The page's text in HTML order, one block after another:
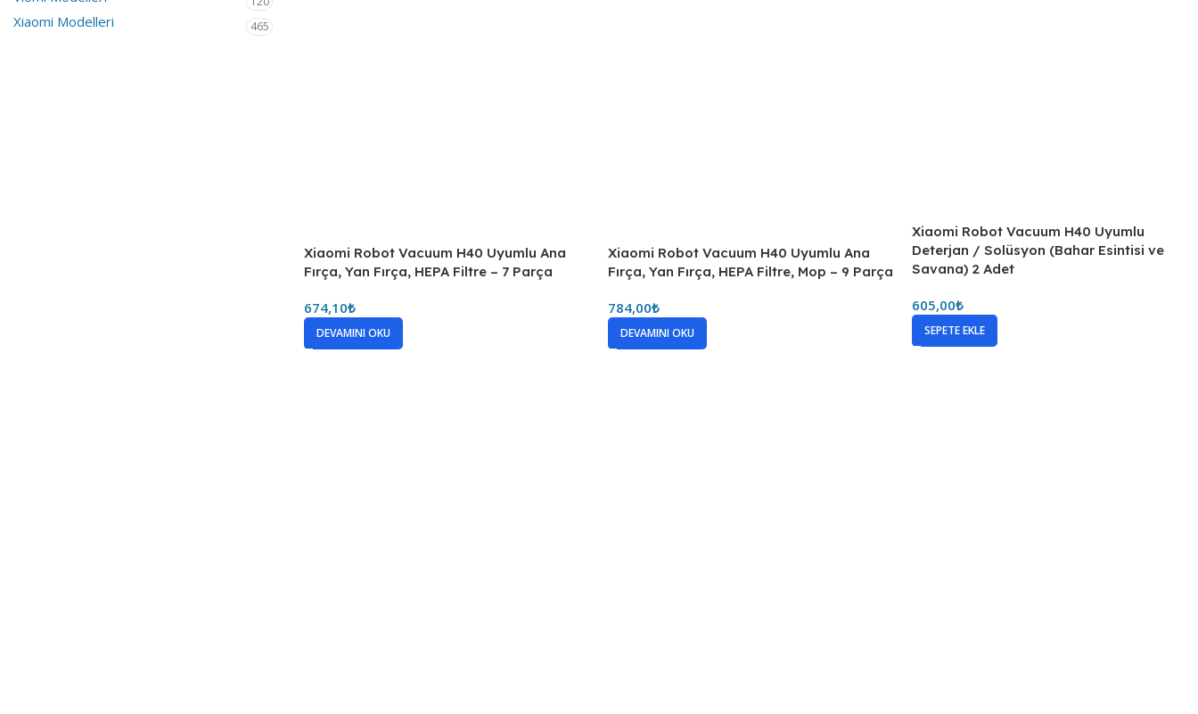
Xiaomi Modelleri 465
Xiaomi Robot Vacuum H40 Uyumlu Ana
Fırça, Yan Fırça, HEPA Filtre – 7 Parça
674,10₺
DEVAMINI OKU
Xiaomi Robot Vacuum H40 Uyumlu Ana
Fırça, Yan Fırça, HEPA Filtre, Mop – 9 Parça
784,00₺
DEVAMINI OKU
Xiaomi Robot Vacuum H40 Uyumlu
Deterjan / Solüsyon (Bahar Esintisi ve
Savana) 2 Adet
605,00₺
SEPETE EKLE